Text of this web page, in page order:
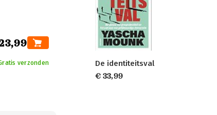
verzonden
De identiteitsval
€ 33,99